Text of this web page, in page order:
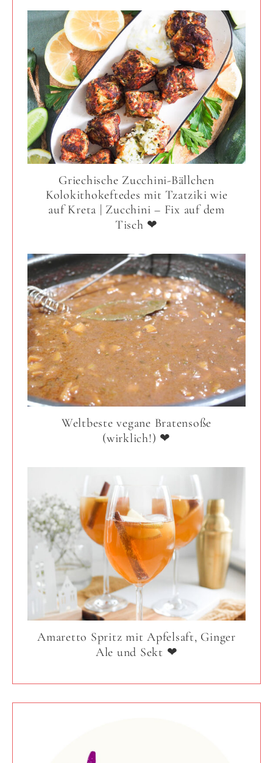
Griechische Zucchini-Bällchen
Kolokithokeftedes mit Tzatziki wie
auf Kreta | Zucchini – Fix auf dem
Tisch ❤
Weltbeste vegane Bratensoße
(wirklich!) ❤
Amaretto Spritz mit Apfelsaft, Ginger
Ale und Sekt ❤